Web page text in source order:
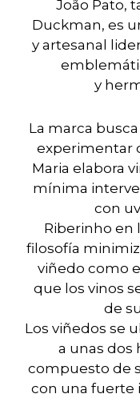
João Pato,
Duckman, es
y artesanal
y
La marca
experimentar
Maria elabora
mínima
con
Riberinho en
filosofía
viñedo como
que los vinos
de
Los viñedos se
a unas dos
compuesto de
con una fuerte